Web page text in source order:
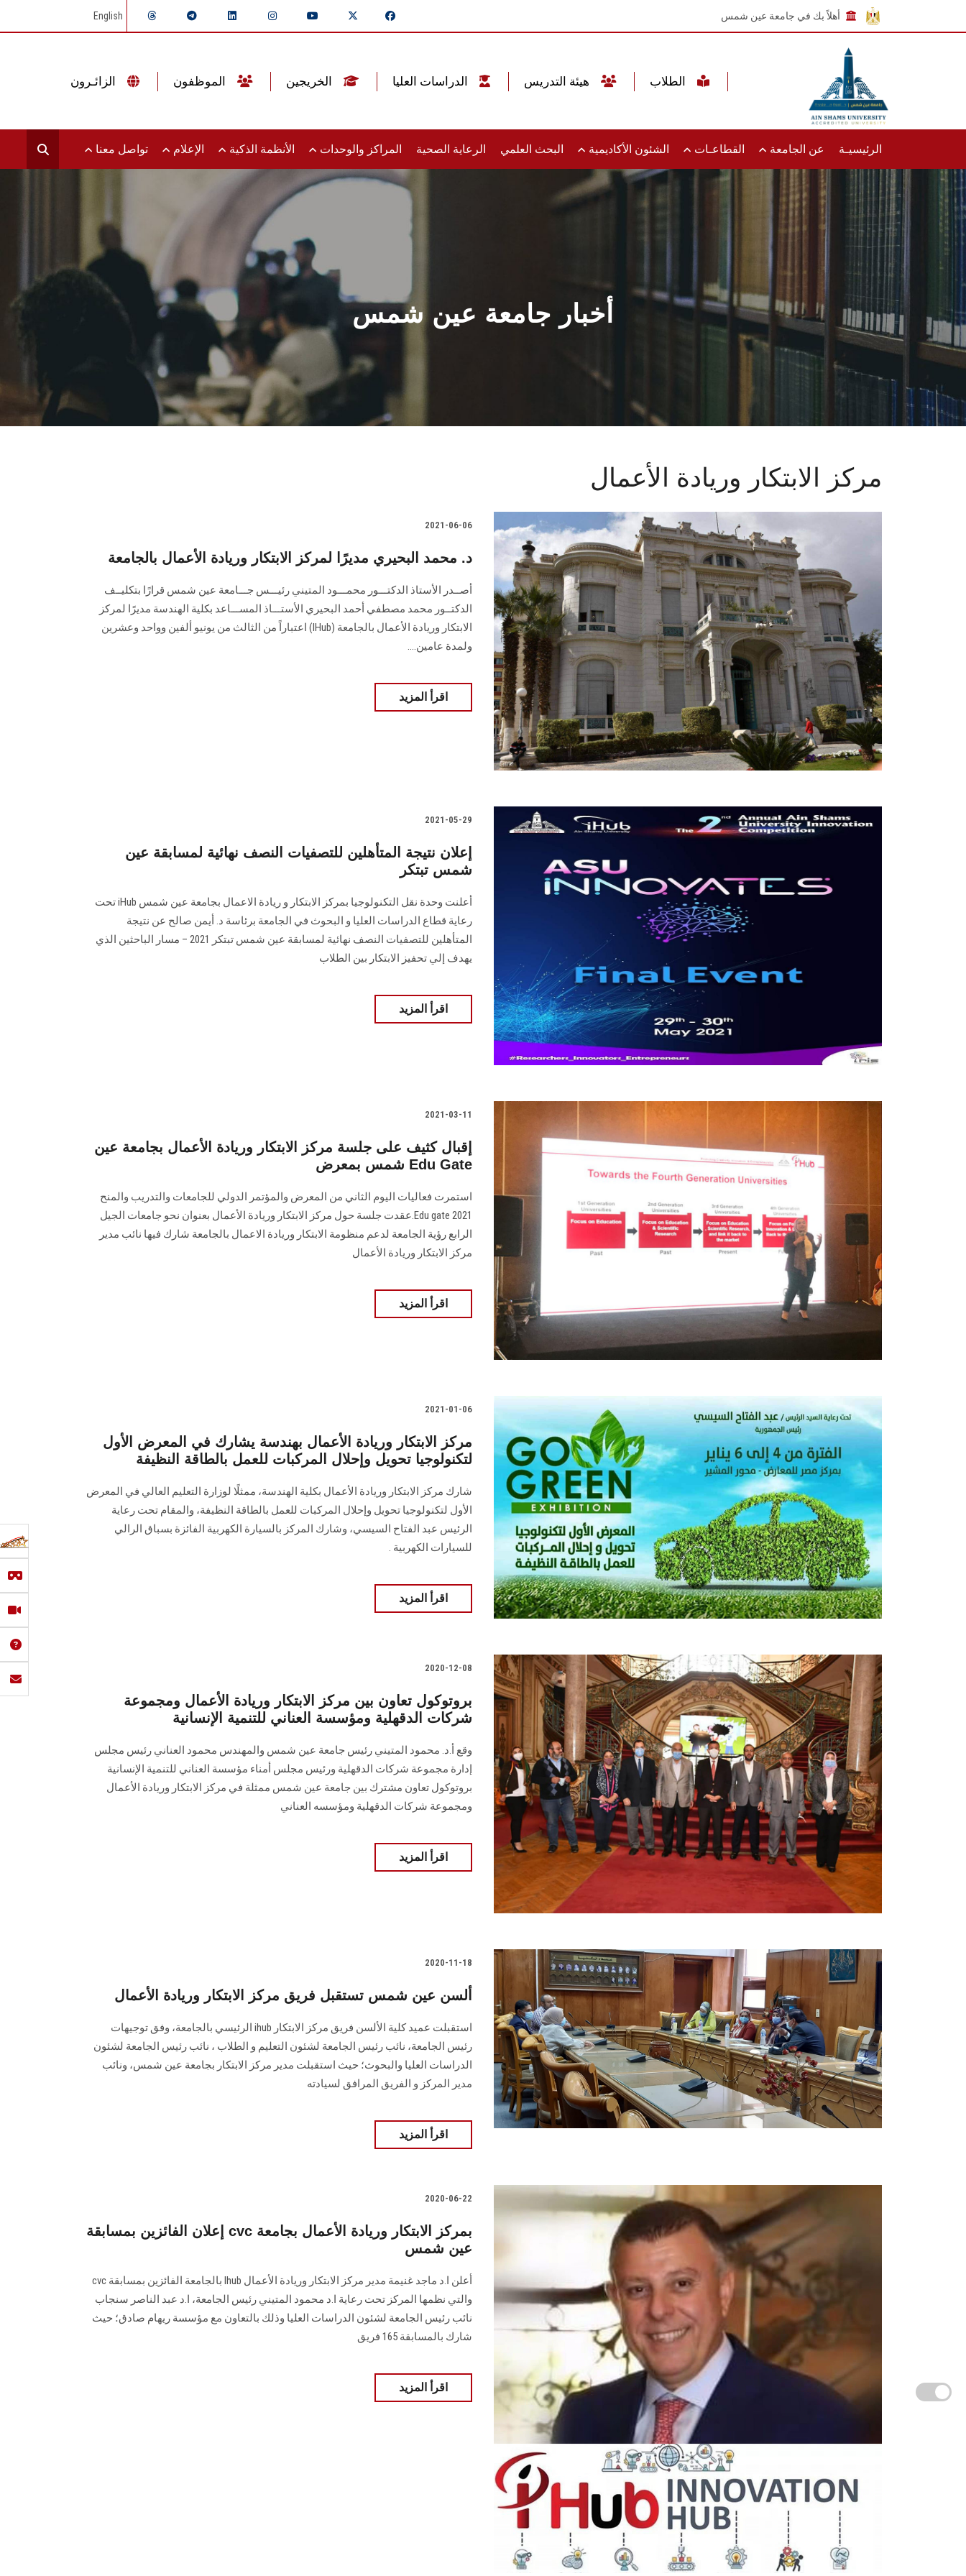
أهلاً بك في جامعة عين شمس English
الرئيسيـة عن الجامعة القطاعـات الشئون الأكاديمية البحث العلمي الرعاية الصحية المراكز والوحدات الأنظمة الذكية الإعلام تواصل معنا
أخبار جامعة عين شمس
مركز الابتكار وريادة الأعمال
2021-06-06
د. محمد البحيري مديرًا لمركز الابتكار وريادة الأعمال بالجامعة
أصــدر الأستاذ الدكتـــور محمـــود المتيني رئيـــس جـــامعة عين شمس قرارًا بتكليــف
الدكتــور محمد مصطفي أحمد البحيري الأستـــاذ المســـاعد بكلية الهندسة مديرًا لمركز
الابتكار وريادة الأعمال بالجامعة (IHub) اعتباراً من الثالث من يونيو ألفين وواحد وعشرين
ولمدة عامين....
اقرأ المزيد
2021-05-29
إعلان نتيجة المتأهلين للتصفيات النصف نهائية لمسابقة عين
شمس تبتكر
أعلنت وحدة نقل التكنولوجيا بمركز الابتكار و ريادة الاعمال بجامعة عين شمس iHub تحت
رعاية قطاع الدراسات العليا و البحوث في الجامعة برئاسة د. أيمن صالح عن نتيجة
المتأهلين للتصفيات النصف نهائية لمسابقة عين شمس تبتكر 2021 – مسار الباحثين الذي
يهدف إلي تحفيز الابتكار بين الطلاب
اقرأ المزيد
2021-03-11
إقبال كثيف على جلسة مركز الابتكار وريادة الأعمال بجامعة عين
شمس بمعرض Edu Gate
استمرت فعاليات اليوم الثاني من المعرض والمؤتمر الدولي للجامعات والتدريب والمنح
Edu gate 2021.عقدت جلسة حول مركز الابتكار وريادة الأعمال بعنوان نحو جامعات الجيل
الرابع رؤية الجامعة لدعم منظومة الابتكار وريادة الاعمال بالجامعة شارك فيها نائب مدير
مركز الابتكار وريادة الأعمال
اقرأ المزيد
2021-01-06
مركز الابتكار وريادة الأعمال بهندسة يشارك في المعرض الأول
لتكنولوجيا تحويل وإحلال المركبات للعمل بالطاقة النظيفة
شارك مركز الابتكار وريادة الأعمال بكلية الهندسة، ممثلًا لوزارة التعليم العالي في المعرض
الأول لتكنولوجيا تحويل وإحلال المركبات للعمل بالطاقة النظيفة، والمقام تحت رعاية
الرئيس عبد الفتاح السيسي، وشارك المركز بالسيارة الكهربية الفائزة بسباق الرالي
للسيارات الكهربية .
اقرأ المزيد
2020-12-08
بروتوكول تعاون بين مركز الابتكار وريادة الأعمال ومجموعة
شركات الدقهلية ومؤسسة العناني للتنمية الإنسانية
وقع أ.د. محمود المتيني رئيس جامعة عين شمس والمهندس محمود العناني رئيس مجلس
إدارة مجموعة شركات الدقهلية ورئيس مجلس أمناء مؤسسة العناني للتنمية الإنسانية
بروتوكول تعاون مشترك بين جامعة عين شمس ممثلة في مركز الابتكار وريادة الأعمال
ومجموعة شركات الدقهلية ومؤسسه العناني
اقرأ المزيد
2020-11-18
ألسن عين شمس تستقبل فريق مركز الابتكار وريادة الأعمال
استقبلت عميد كلية الألسن فريق مركز الابتكار ihub الرئيسي بالجامعة، وفق توجيهات
رئيس الجامعة، نائب رئيس الجامعة لشئون التعليم و الطلاب ، نائب رئيس الجامعة لشئون
الدراسات العليا والبحوث؛ حيث استقبلت مدير مركز الابتكار بجامعة عين شمس، ونائب
مدير المركز و الفريق المرافق لسيادته
اقرأ المزيد
2020-06-22
إعلان الفائزين بمسابقة cvc بمركز الابتكار وريادة الأعمال بجامعة
عين شمس
أعلن ا.د ماجد غنيمة مدير مركز الابتكار وريادة الأعمال Ihub بالجامعة الفائزين بمسابقة cvc
والتي نظمها المركز تحت رعاية ا.د محمود المتيني رئيس الجامعة، ا.د عبد الناصر سنجاب
نائب رئيس الجامعة لشئون الدراسات العليا وذلك بالتعاون مع مؤسسة ريهام صادق؛ حيث
شارك بالمسابقة 165 فريق
اقرأ المزيد